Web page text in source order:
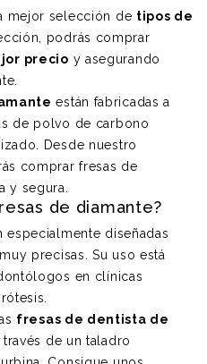
mejor selección de tipos de
podrás comprar
precio y asegurando
están fabricadas a
de polvo de carbono
Desde nuestro
comprar fresas de
y segura.
de diamante?
especialmente diseñadas
precisas. Su uso está
en clínicas
fresas de dentista de
de un taladro